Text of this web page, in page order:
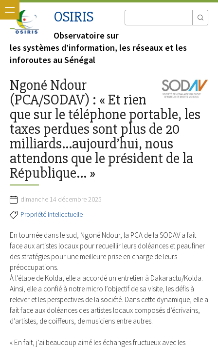
OSIRIS
Observatoire sur
les systèmes d’information, les réseaux et les
inforoutes au Sénégal
Ngoné Ndour
(PCA/SODAV) : « Et rien
que sur le téléphone portable, les
taxes perdues sont plus de 20
milliards…aujourd’hui, nous
attendons que le président de la
République… »
dimanche 14 décembre 2025
Propriété intellectuelle
En tournée dans le sud, Ngoné Ndour, la PCA de la SODAV a fait
face aux artistes locaux pour recueillir leurs doléances et peaufiner
des stratégies pour une meilleure prise en charge de leurs
préoccupations.
À l’étape de Kolda, elle a accordé un entretien à Dakaractu/Kolda.
Ainsi, elle a confié à notre micro l’objectif de sa visite, les défis à
relever et les perspectives de la société. Dans cette dynamique, elle a
fait face aux doléances des artistes locaux composés d’écrivains,
d’artistes, de coiffeurs, de musiciens entre autres.
« En fait, j’ai beaucoup aimé les échanges fructueux avec les